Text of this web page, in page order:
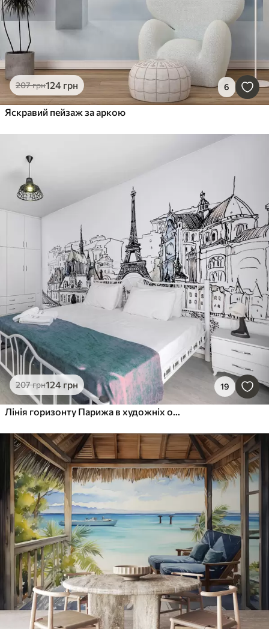
207грн124 грн 6
Яскравий пейзаж за аркою
207грн124 грн 19
Лінія горизонту Парижа в художніх обрисах